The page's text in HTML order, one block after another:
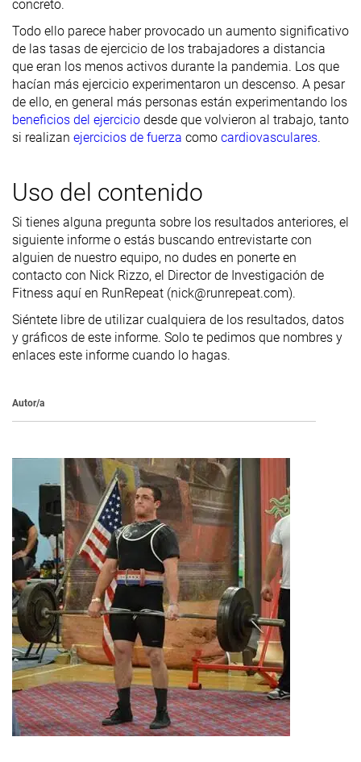
concreto.
Todo ello parece haber provocado un aumento significativo
de las tasas de ejercicio de los trabajadores a distancia
que eran los menos activos durante la pandemia. Los que
hacían más ejercicio experimentaron un descenso. A pesar
de ello, en general más personas están experimentando los
beneficios del ejercicio desde que volvieron al trabajo, tanto
si realizan ejercicios de fuerza como cardiovasculares.
Uso del contenido
Si tienes alguna pregunta sobre los resultados anteriores, el
siguiente informe o estás buscando entrevistarte con
alguien de nuestro equipo, no dudes en ponerte en
contacto con Nick Rizzo, el Director de Investigación de
Fitness aquí en RunRepeat (nick@runrepeat.com).
Siéntete libre de utilizar cualquiera de los resultados, datos
y gráficos de este informe. Solo te pedimos que nombres y
enlaces este informe cuando lo hagas.
Autor/a